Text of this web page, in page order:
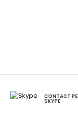
CONTACT PE
SKYPE